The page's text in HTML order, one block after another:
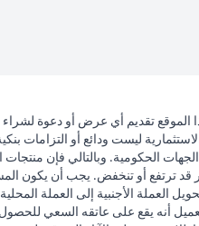
الموقع تقديم أي عرض أو دعوة
ليست ودائع أو
الحكومية. وبالتالي فإن منتجات
قد ترتفع أو تنخفض. يجب أن
العملة الأجنبية إلى العملة
أنه يقع على عاتقه السعي